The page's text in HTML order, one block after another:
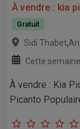
À vendre : kia
Gratuit
Sidi Thabet,
Cette semaine
À vendre : Kia
Picanto Populaire